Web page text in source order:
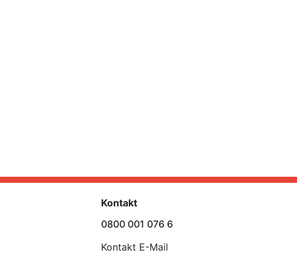
Kontakt
0800 001 076 6
Kontakt E-Mail